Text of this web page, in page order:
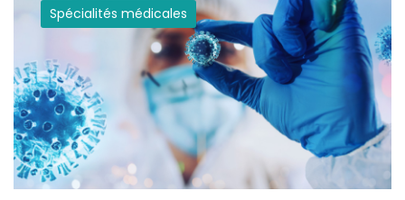
Spécialités médicales